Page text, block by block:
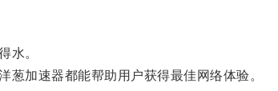
水。
加速器都能帮助用户获得最佳网络体验。